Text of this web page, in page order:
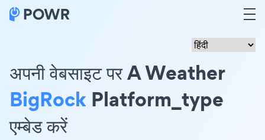
अपनी वेबसाइट पर A Weather
BigRock Platform_type
एम्बेड करें